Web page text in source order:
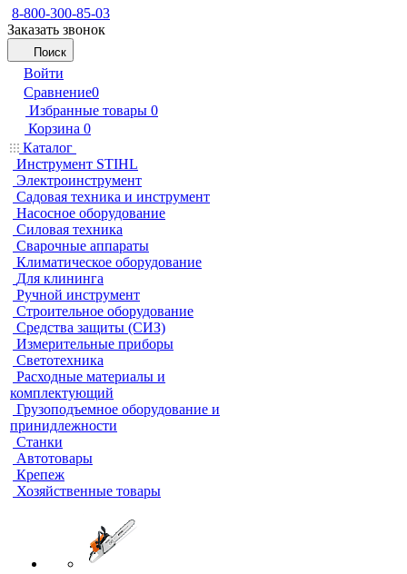
8-800-300-85-03
Заказать звонок
Поиск
Войти
Сравнение0
Избранные товары 0
Корзина 0
Каталог
Инструмент STIHL
Электроинструмент
Садовая техника и инструмент
Насосное оборудование
Силовая техника
Сварочные аппараты
Климатическое оборудование
Для клининга
Ручной инструмент
Строительное оборудование
Средства защиты (СИЗ)
Измерительные приборы
Светотехника
Расходные материалы и
комплектующий
Грузоподъемное оборудование и
принидлежности
Станки
Автотовары
Крепеж
Хозяйственные товары